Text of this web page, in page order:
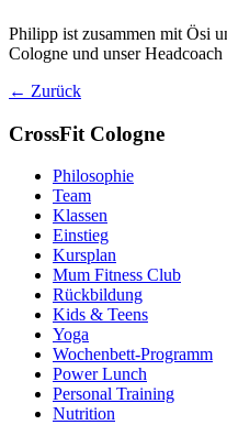
Philipp ist zusammen mit Ösi
Cologne und unser Headcoach
← Zurück
CrossFit Cologne
Philosophie
Team
Klassen
Einstieg
Kursplan
Mum Fitness Club
Rückbildung
Kids & Teens
Yoga
Wochenbett-Programm
Power Lunch
Personal Training
Nutrition